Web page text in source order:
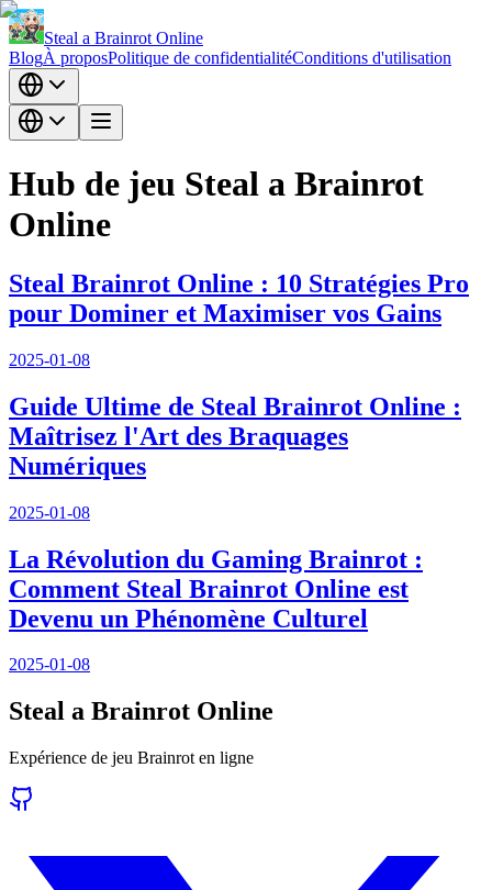
Steal a Brainrot Online
BlogÀ proposPolitique de confidentialitéConditions d'utilisation
Hub de jeu Steal a Brainrot
Online
Steal Brainrot Online : 10 Stratégies Pro
pour Dominer et Maximiser vos Gains
2025-01-08
Guide Ultime de Steal Brainrot Online :
Maîtrisez l'Art des Braquages
Numériques
2025-01-08
La Révolution du Gaming Brainrot :
Comment Steal Brainrot Online est
Devenu un Phénomène Culturel
2025-01-08
Steal a Brainrot Online
Expérience de jeu Brainrot en ligne